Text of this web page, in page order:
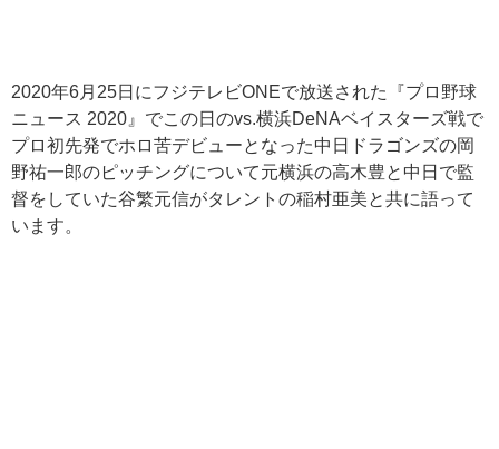
2020年6 月 25日にフジテレビONEで放送された『プロ野球
ニュース 2020 』でこの日のvs. 横浜DeNAベイスターズ戦で
プロ初先発でホロ苦デビューとなった中日ドラゴンズの岡
野祐一郎のピッチングについて元横浜の高木豊と中日で監
督をしていた谷繁元信がタレントの稲村亜美と共に語って
います。